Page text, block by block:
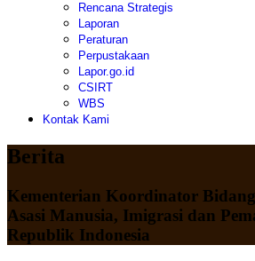
Rencana Strategis
Laporan
Peraturan
Perpustakaan
Lapor.go.id
CSIRT
WBS
Kontak Kami
Berita
Kementerian Koordinator
Asasi Manusia, Imigrasi dan
Republik Indonesia